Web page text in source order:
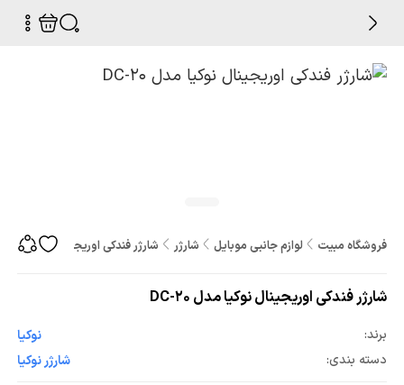
فروشگاه مبیت لوازم جانبی موبایل شارژر شارژر فندکی اوریجینال نوکیا مدل DC-20
شارژر فندکی اوریجینال نوکیا مدل DC-20
برند:
نوکیا
دسته بندی:
شارژر نوکیا